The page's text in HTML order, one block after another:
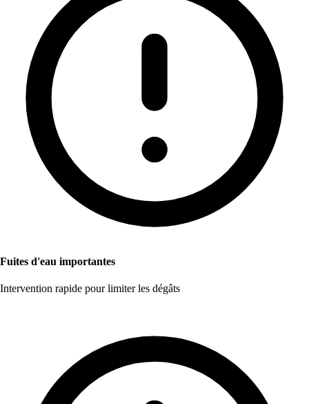
Fuites d'eau importantes
Intervention rapide pour limiter les dégâts